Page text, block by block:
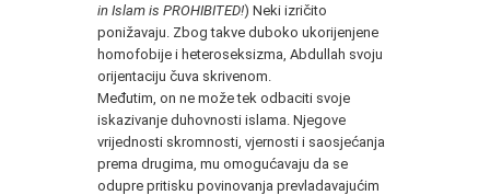
in Islam is PROHIBITED!) Neki izričito
ponižavaju. Zbog takve duboko ukorijenjene
homofobije i heteroseksizma, Abdullah svoju
orijentaciju čuva skrivenom.
Međutim, on ne može tek odbaciti svoje
iskazivanje duhovnosti islama. Njegove
vrijednosti skromnosti, vjernosti i saosjećanja
prema drugima, mu omogućavaju da se
odupre pritisku povinovanja prevladavajućim